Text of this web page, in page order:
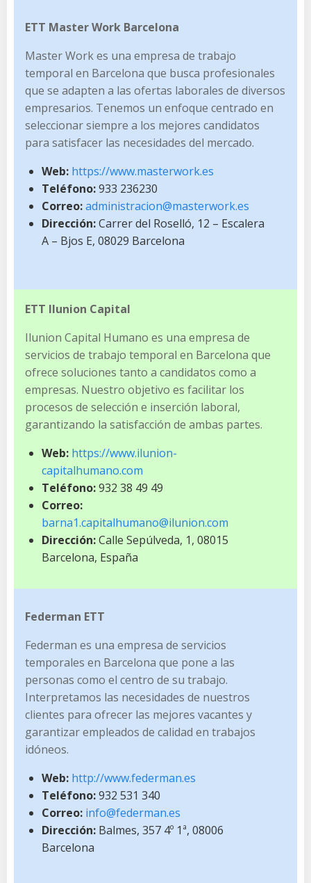
ETT Master Work Barcelona
Master Work es una empresa de trabajo
temporal en Barcelona que busca profesionales
que se adapten a las ofertas laborales de diversos
empresarios. Tenemos un enfoque centrado en
seleccionar siempre a los mejores candidatos
para satisfacer las necesidades del mercado.
Web: https://www.masterwork.es
Teléfono:933 236230
Correo:administracion@masterwork.es
Dirección:Carrer del Roselló, 12 – Escalera
A – Bjos E, 08029 Barcelona
ETT Ilunion Capital
Ilunion Capital Humano es una empresa de
servicios de trabajo temporal en Barcelona que
ofrece soluciones tanto a candidatos como a
empresas. Nuestro objetivo es facilitar los
procesos de selección e inserción laboral,
garantizando la satisfacción de ambas partes.
Web: https://www.ilunion-
capitalhumano.com
Teléfono:932 38 49 49
Correo:
barna1.capitalhumano@ilunion.com
Dirección:Calle Sepúlveda, 1, 08015
Barcelona, España
Federman ETT
Federman es una empresa de servicios
temporales en Barcelona que pone a las
personas como el centro de su trabajo.
Interpretamos las necesidades de nuestros
clientes para ofrecer las mejores vacantes y
garantizar empleados de calidad en trabajos
idóneos.
Web: http://www.federman.es
Teléfono:932 531 340
Correo: info@federman.es
Dirección: Balmes, 357 4º 1ª, 08006
Barcelona